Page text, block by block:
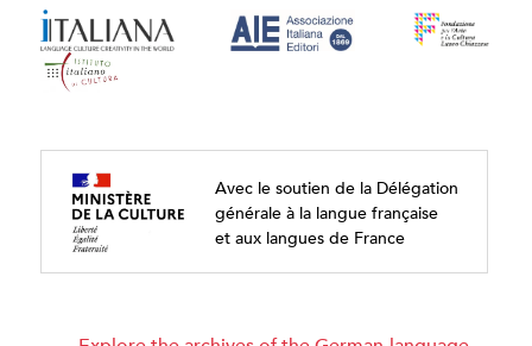
Avec le soutien de la Délégation
générale à la langue française
et aux langues de France